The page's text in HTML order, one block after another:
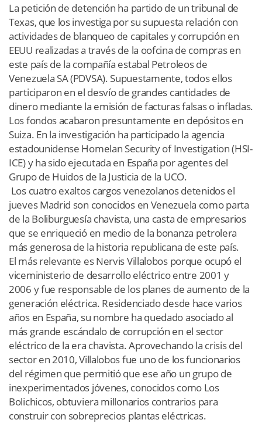
La petición de detención ha partido de un tribunal de
Texas, que los investiga por su supuesta relación con
actividades de blanqueo de capitales y corrupción en
EEUU realizadas a través de la oofcina de compras en
este país de la compañía estabal Petroleos de
Venezuela SA (PDVSA). Supuestamente, todos ellos
participaron en el desvío de grandes cantidades de
dinero mediante la emisión de facturas falsas o infladas.
Los fondos acabaron presuntamente en depósitos en
Suiza. En la investigación ha participado la agencia
estadounidense Homelan Security of Investigation (HSI-
ICE) y ha sido ejecutada en España por agentes del
Grupo de Huidos de la Justicia de la UCO.
Los cuatro exaltos cargos venezolanos detenidos el
jueves Madrid son conocidos en Venezuela como parta
de la Boliburguesía chavista, una casta de empresarios
que se enriqueció en medio de la bonanza petrolera
más generosa de la historia republicana de este país.
El más relevante es Nervis Villalobos porque ocupó el
viceministerio de desarrollo eléctrico entre 2001 y
2006 y fue responsable de los planes de aumento de la
generación eléctrica. Residenciado desde hace varios
años en España, su nombre ha quedado asociado al
más grande escándalo de corrupción en el sector
eléctrico de la era chavista. Aprovechando la crisis del
sector en 2010, Villalobos fue uno de los funcionarios
del régimen que permitió que ese año un grupo de
inexperimentados jóvenes, conocidos como Los
Bolichicos, obtuviera millonarios contrarios para
construir con sobreprecios plantas eléctricas.